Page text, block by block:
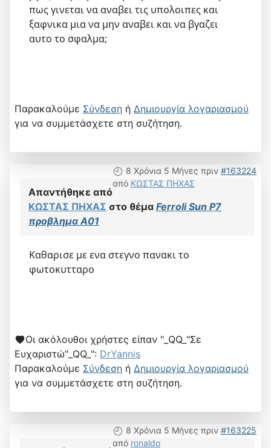
πως γινεται να αναβει τις υπολοιπες και
ξαφνικα μια να μην αναβει και να βγαζει
αυτο το σφαλμα;
Παρακαλούμε Σύνδεση ή Δημιουργία λογαριασμού
για να συμμετάσχετε στη συζήτηση.
8 Χρόνια 5 Μήνες πριν #163224
από ΚΩΣΤΑΣ ΠΗΧΑΣ
Απαντήθηκε από
ΚΩΣΤΑΣ ΠΗΧΑΣ στο θέμα Ferroli Sun P7
προβλημα Α01
Καθαρισε με ενα στεγνο πανακι το
φωτοκυτταρο
Οι ακόλουθοι χρήστες είπαν "_QQ_"Σε
Ευχαριστώ"_QQ_": DrYannis
Παρακαλούμε Σύνδεση ή Δημιουργία λογαριασμού
για να συμμετάσχετε στη συζήτηση.
8 Χρόνια 5 Μήνες πριν #163225
από ronaldo